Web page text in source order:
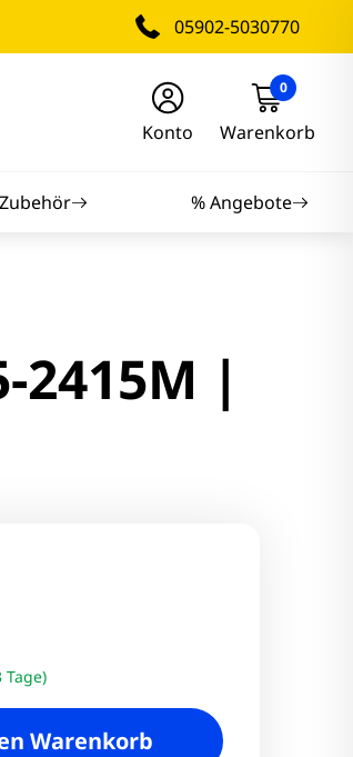
05902-5030770
Konto
0
Warenkorb
Zubehör % Angebote
2415M |
Warenkorb